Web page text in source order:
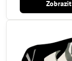
Zobrazit